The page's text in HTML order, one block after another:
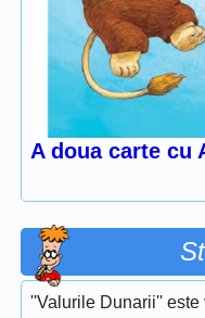
A doua carte cu
''Valurile Dunarii'' este